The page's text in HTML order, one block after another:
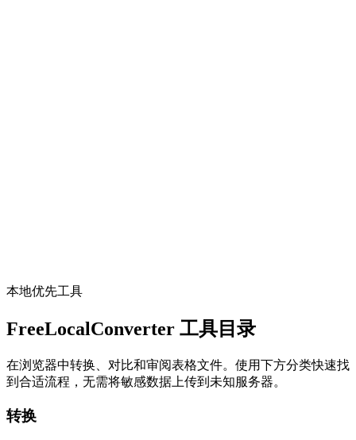
本地优先工具
FreeLocalConverter 工具目录
在浏览器中转换、对比和审阅表格文件。使用下方分类快速找
到合适流程，无需将敏感数据上传到未知服务器。
转换